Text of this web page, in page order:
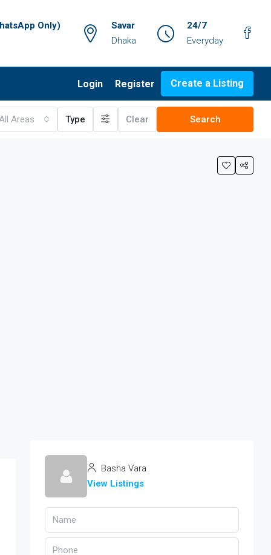
Only)
Savar
Dhaka
24/7
Everyday
Login Register Create a Listing
Areas Type Clear Search
Basha Vara
View Listings